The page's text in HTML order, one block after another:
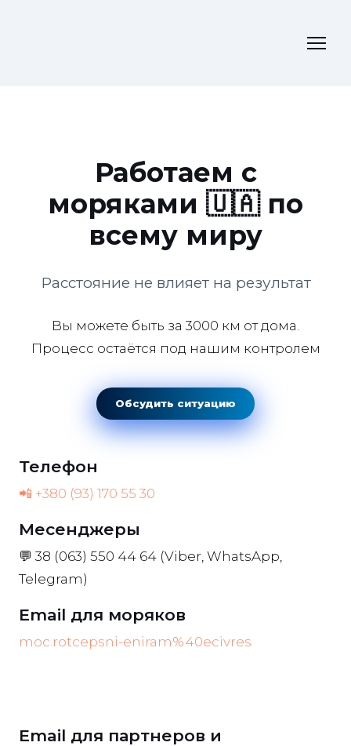
Работаем с
моряками 🇺🇦 по
всему миру
Расстояние не влияет на результат
Вы можете быть за 3000 км от дома.
Процесс остаётся под нашим контролем
Обсудить ситуацию
Телефон
📲 +380 (93) 170 55 30
Месенджеры
💬 38 (063) 550 44 64 (Viber, WhatsApp,
Telegram)
Email для моряков
moc.rotcepsni-eniram%40ecivres
Email для партнеров и